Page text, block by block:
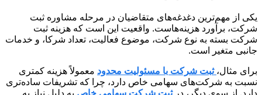
یکی از مهم‌ترین دغدغه‌های متقاضیان در مرحله مشاوره ثبت
شرکت، برآورد هزینه‌هاست. واقعیت این است که هزینه ثبت
شرکت بسته به نوع شرکت، موضوع فعالیت، تعداد شرکا، و خدمات
جانبی متغیر است.
برای مثال، ثبت شرکت با مسئولیت محدود معمولاً هزینه کمتری
نسبت به شرکت‌های سهامی خاص دارد، چرا که تشریفات ساده‌تری
دارد. از سوی دیگر، در ثبت شرکت سهامی خاص به دلیل نیاز به